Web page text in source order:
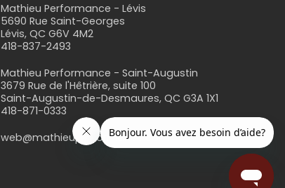
Mathieu Performance - Lévis
5690 Rue Saint-Georges
Lévis, QC G6V 4M2
418-837-2493
Mathieu Performance - Saint-Augustin
3679 Rue de l'Hêtrière, suite 100
Saint-Augustin-de-Desmaures, QC G3A 1X1
418-871-0333
web@mathieuperformance.com